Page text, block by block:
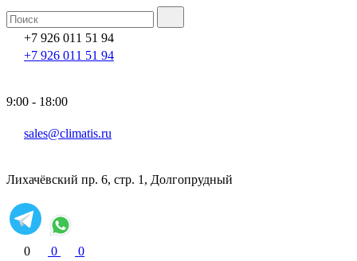
+7 926 011 51 94
+7 926 011 51 94
9:00 - 18:00
sales@climatis.ru
Лихачёвский пр. 6, стр. 1, Долгопрудный
0 0
0